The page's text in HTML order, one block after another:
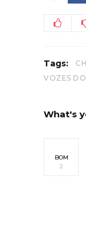
Tags:
VOZES
What's
BOM
2